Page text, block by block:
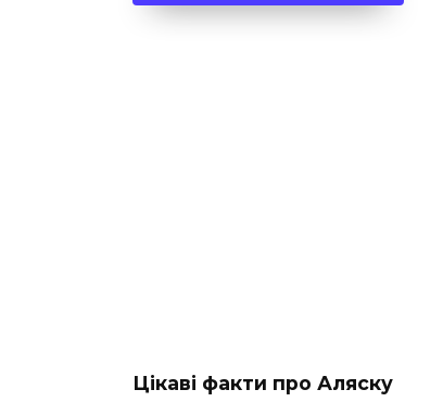
Цікаві факти про Аляску